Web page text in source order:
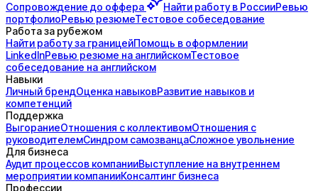
Сопровождение до оффера Найти работу в РоссииРевью
портфолиоРевью резюмеТестовое собеседование
Работа за рубежом
Найти работу за границейПомощь в оформлении
LinkedInРевью резюме на английскомТестовое
собеседование на английском
Навыки
Личный брендОценка навыковРазвитие навыков и
компетенций
Поддержка
ВыгораниеОтношения с коллективомОтношения с
руководителемСиндром самозванцаСложное увольнение
Для бизнеса
Аудит процессов компанииВыступление на внутреннем
мероприятии компанииКонсалтинг бизнеса
Профессии